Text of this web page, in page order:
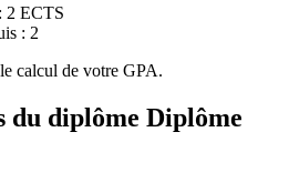
2 ECTS
: 2
calcul de votre GPA.
du diplôme Diplôme